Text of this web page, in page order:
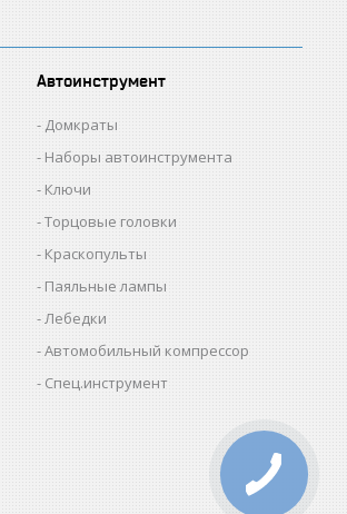
Автоинструмент
Домкраты
Наборы автоинструмента
Ключи
Торцовые головки
Краскопульты
Паяльные лампы
Лебедки
Автомобильный компрессор
Спец.инструмент